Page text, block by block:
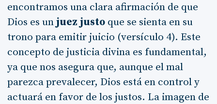
encontramos una clara afirmación de que
Dios es unjuez justo que se sienta en su
trono para emitir juicio (versículo 4). Este
concepto de justicia divina es fundamental,
ya que nos asegura que, aunque el mal
parezca prevalecer, Dios está en control y
actuará en favor de los justos. La imagen de